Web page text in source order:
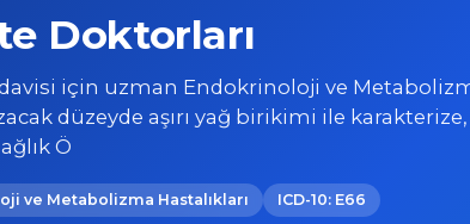
Doktorları
için uzman Endokrinoloji ve
düzeyde aşırı yağ birikimi ile
Ö
ve Metabolizma Hastalıkları ICD-10: E66